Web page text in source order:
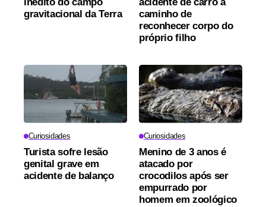
gravitacional da Terra
caminho de
reconhecer corpo do
próprio filho
Curiosidades
Turista sofre lesão
genital grave em
acidente de balanço
Curiosidades
Menino de 3 anos é
atacado por
crocodilos após ser
empurrado por
homem em zoológico